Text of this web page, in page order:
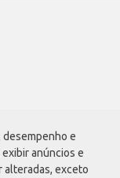
desempenho e
anúncios e
alteradas, exceto
São Paulo - SP | CEP
09